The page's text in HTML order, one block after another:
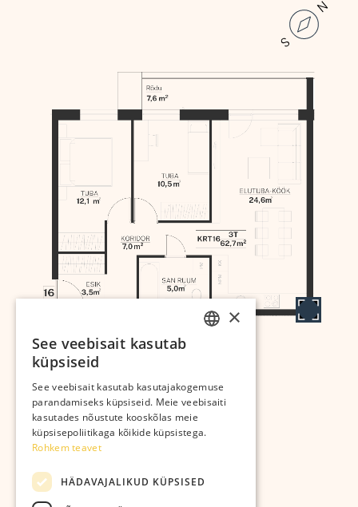
Arendab:
×
See veebisait kasutab
küpsiseid
See veebisait kasutab kasutajakogemuse
parandamiseks küpsiseid. Meie veebisaiti
kasutades nõustute kooskõlas meie
küpsisepoliitikaga kõikide küpsistega.
Rohkem teavet
HÄDAVAJALIKUD KÜPSISED